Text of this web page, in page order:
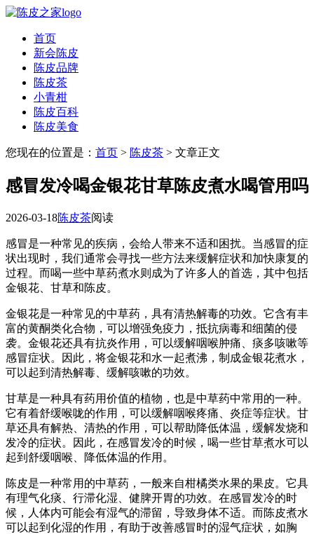
首页
新会陈皮
陈皮品牌
陈皮茶
小青柑
陈皮百科
陈皮美食
您现在的位置是： 首页 > 陈皮茶 > 文章正文
感冒发冷喝金银花甘草陈皮煮水喝管用吗
2026-03-18陈皮茶阅读
感冒是一种常见的疾病，会给人带来不适和困扰。当感冒的症
状出现时，我们通常会寻找一些方法来缓解症状和加快康复的
过程。而喝一些中草药煮水则成为了许多人的首选，其中包括
金银花、甘草和陈皮。
金银花是一种常见的中草药，具有清热解毒的功效。它含有丰
富的黄酮类化合物，可以增强免疫力，抵抗病毒和细菌的侵
袭。金银花还具有抗炎作用，可以缓解咽喉肿痛、痰多咳嗽等
感冒症状。因此，将金银花和水一起煮沸，制成金银花煮水，
可以起到清热解毒、缓解咳嗽的功效。
甘草是一种具有药用价值的植物，也是中草药中常用的一种。
它有着舒缓喉咙的作用，可以缓解咽喉疼痛、炎症等症状。甘
草还具有解热、清热的作用，可以帮助降低体温，缓解发烧和
发冷的症状。因此，在感冒发冷的时候，喝一些甘草煮水可以
起到舒缓咽喉、降低体温的作用。
陈皮是一种常用的中草药，一般来自柑橘类水果的果皮。它具
有理气化痰、行滞化湿、健脾开胃的功效。在感冒发冷的时
候，人体内可能会有湿气的滞留，导致身体不适。而陈皮煮水
可以起到化湿的作用，有助于改善感冒时的湿气症状，如胸